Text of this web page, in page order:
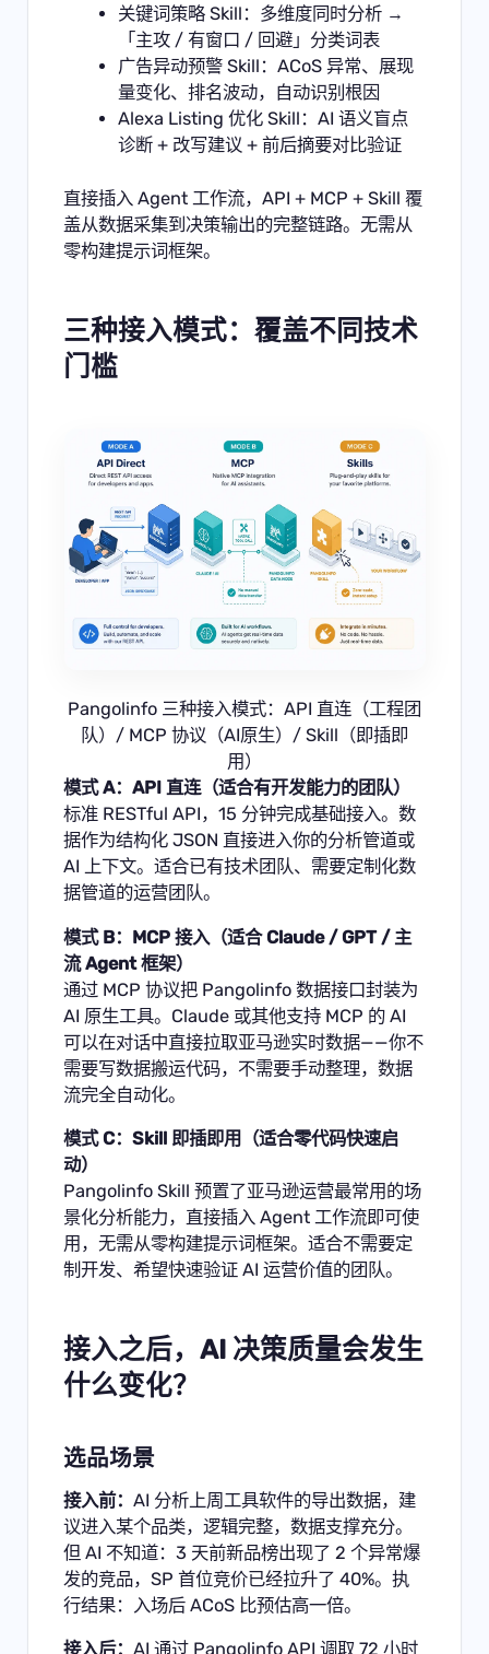
关键词策略 Skill：多维度同时分析 →
「主攻 / 有窗口 / 回避」分类词表
广告异动预警 Skill：ACoS 异常、展现
量变化、排名波动，自动识别根因
Alexa Listing 优化 Skill：AI 语义盲点
诊断 + 改写建议 + 前后摘要对比验证
直接插入 Agent 工作流，API + MCP + Skill 覆
盖从数据采集到决策输出的完整链路。无需从
零构建提示词框架。
三种接入模式：覆盖不同技术
门槛
Pangolinfo 三种接入模式：API 直连（工程团
队）/ MCP 协议（AI原生）/ Skill（即插即
用）
模式 A：API 直连（适合有开发能力的团队）
标准 RESTful API，15 分钟完成基础接入。数
据作为结构化 JSON 直接进入你的分析管道或
AI 上下文。适合已有技术团队、需要定制化数
据管道的运营团队。
模式 B：MCP 接入（适合 Claude / GPT / 主
流 Agent 框架）
通过 MCP 协议把 Pangolinfo 数据接口封装为
AI 原生工具。Claude 或其他支持 MCP 的 AI
可以在对话中直接拉取亚马逊实时数据——你不
需要写数据搬运代码，不需要手动整理，数据
流完全自动化。
模式 C：Skill 即插即用（适合零代码快速启
动）
Pangolinfo Skill 预置了亚马逊运营最常用的场
景化分析能力，直接插入 Agent 工作流即可使
用，无需从零构建提示词框架。适合不需要定
制开发、希望快速验证 AI 运营价值的团队。
接入之后，AI 决策质量会发生
什么变化？
选品场景
接入前：AI 分析上周工具软件的导出数据，建
议进入某个品类，逻辑完整，数据支撑充分。
但 AI 不知道：3 天前新品榜出现了 2 个异常爆
发的竞品，SP 首位竞价已经拉升了 40%。执
行结果：入场后 ACoS 比预估高一倍。
接入后：AI 通过 Pangolinfo API 调取 72 小时